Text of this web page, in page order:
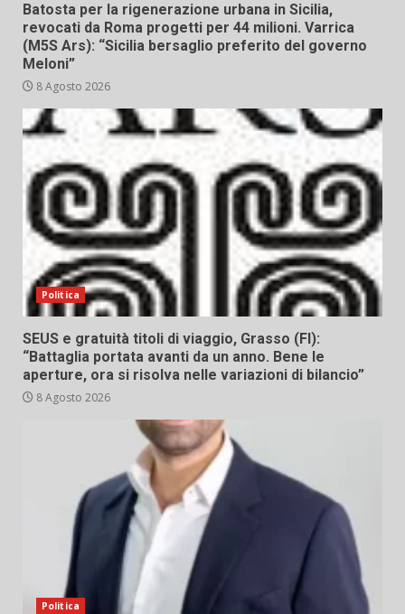
Batosta per la rigenerazione urbana in Sicilia,
revocati da Roma progetti per 44 milioni. Varrica
(M5S Ars): “Sicilia bersaglio preferito del governo
Meloni”
8 Agosto 2026
Politica
SEUS e gratuità titoli di viaggio, Grasso (FI):
“Battaglia portata avanti da un anno. Bene le
aperture, ora si risolva nelle variazioni di bilancio”
8 Agosto 2026
Politica